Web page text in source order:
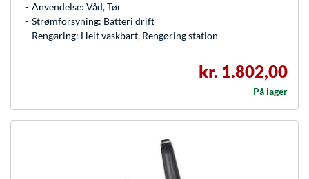
Anvendelse: Våd, Tør
Strømforsyning: Batteri drift
Rengøring: Helt vaskbart, Rengøring station
kr. 1.802,00
På lager